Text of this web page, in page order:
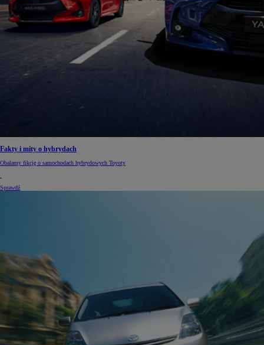
Fakty i mity o hybrydach
Obalamy fikcję o samochodach hybrydowych Toyoty
Sprawdź